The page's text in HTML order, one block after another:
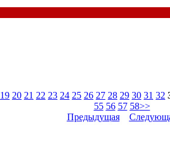
19 20 21 22 23 24 25 26 27 28 29 30 31 32
55 56 57 58>>
Предыдущая